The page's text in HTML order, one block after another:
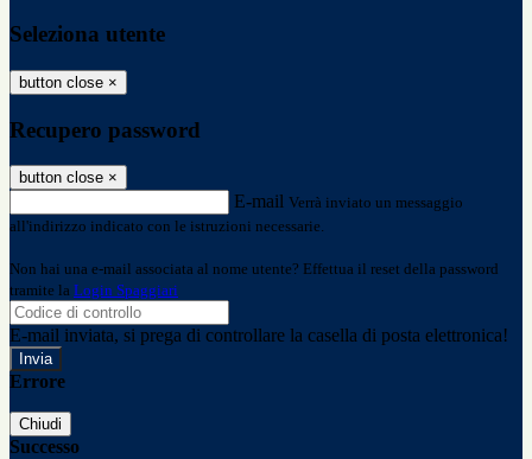
Seleziona utente
button close ×
Recupero password
button close ×
E-mail Verrà inviato un messaggio
all'indirizzo indicato con le istruzioni necessarie.
Non hai una e-mail associata al nome utente? Effettua il reset della password
tramite la Login Spaggiari
E-mail inviata, si prega di controllare la casella di posta elettronica!
Errore
Chiudi
Successo